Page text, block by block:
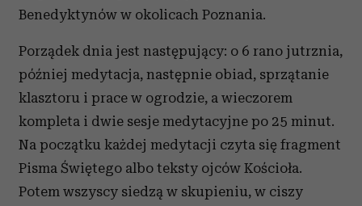
Benedyktynów w okolicach Poznania.
Porządek dnia jest następujący: o 6 rano jutrznia,
później medytacja, następnie obiad, sprzątanie
klasztoru i prace w ogrodzie, a wieczorem
kompleta i dwie sesje medytacyjne po 25 minut.
Na początku każdej medytacji czyta się fragment
Pisma Świętego albo teksty ojców Kościoła.
Potem wszyscy siedzą w skupieniu, w ciszy